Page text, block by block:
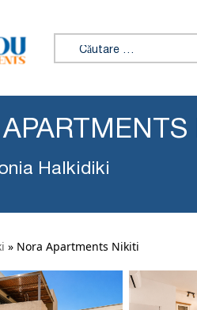
Caută:
Halkidiki
» Nora Apartments Nikiti